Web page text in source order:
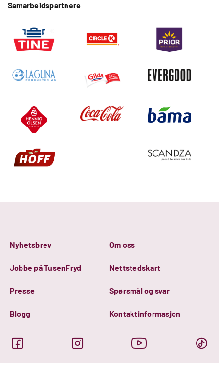
Samarbeidspartnere
Nyhetsbrev Om oss
Jobbe på TusenFryd Nettstedskart
Presse Spørsmål og svar
Blogg Kontaktinformasjon